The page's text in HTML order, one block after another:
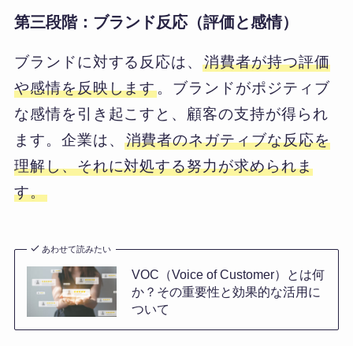
第三段階：ブランド反応（評価と感情）
ブランドに対する反応は、消費者が持つ評価
や感情を反映します。ブランドがポジティブ
な感情を引き起こすと、顧客の支持が得られ
ます。企業は、 消費者のネガティブな反応を
理解し、それに対処する努力が求められま
す。
あわせて読みたい
VOC（Voice of Customer）とは何
か？その重要性と効果的な活用に
ついて